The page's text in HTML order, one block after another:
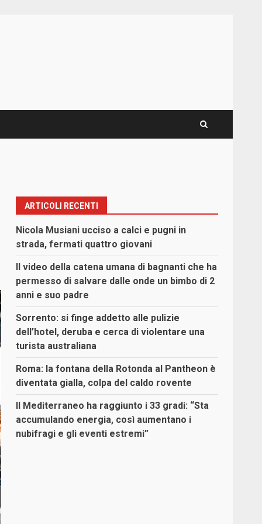
ARTICOLI RECENTI
Nicola Musiani ucciso a calci e pugni in
strada, fermati quattro giovani
Il video della catena umana di bagnanti che ha
permesso di salvare dalle onde un bimbo di 2
anni e suo padre
Sorrento: si finge addetto alle pulizie
dell’hotel, deruba e cerca di violentare una
turista australiana
Roma: la fontana della Rotonda al Pantheon è
diventata gialla, colpa del caldo rovente
Il Mediterraneo ha raggiunto i 33 gradi: “Sta
accumulando energia, così aumentano i
nubifragi e gli eventi estremi”